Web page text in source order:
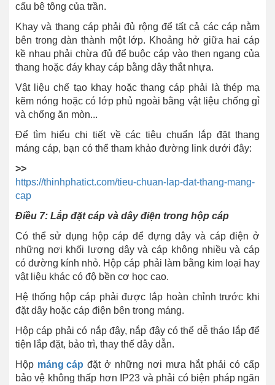
cấu bê tông của trần.
Khay và thang cáp phải đủ rộng để tất cả các cáp nằm
bên trong dàn thành một lớp. Khoảng hở giữa hai cáp
kề nhau phải chừa đủ để buộc cáp vào then ngang của
thang hoặc đáy khay cáp bằng dây thắt nhựa.
Vật liệu chế tạo khay hoặc thang cáp phải là thép mạ
kẽm nóng hoặc có lớp phủ ngoài bằng vật liệu chống gỉ
và chống ăn mòn...
Để tìm hiểu chi tiết về các tiêu chuẩn lắp đặt thang
máng cáp, bạn có thể tham khảo đường link dưới đây:
>>
https://thinhphatict.com/tieu-chuan-lap-dat-thang-mang-
cap
Điều 7: Lắp đặt cáp và dây điện trong hộp cáp
Có thể sử dụng hộp cáp để đựng dây và cáp điện ở
những nơi khối lượng dây và cáp không nhiều và cáp
có đường kính nhỏ. Hộp cáp phải làm bằng kim loại hay
vật liệu khác có độ bền cơ học cao.
Hệ thống hộp cáp phải được lắp hoàn chỉnh trước khi
đặt dây hoặc cáp điện bên trong máng.
Hộp cáp phải có nắp đậy, nắp đậy có thể dễ tháo lắp để
tiện lắp đặt, bảo trì, thay thế dây dẫn.
Hộp máng cáp đặt ở những nơi mưa hắt phải có cấp
bảo vệ không thấp hơn IP23 và phải có biện pháp ngăn